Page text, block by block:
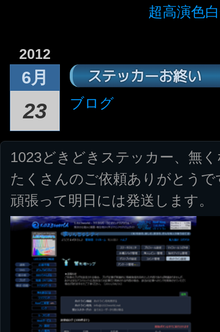
超高演色
2012
6月
23
ステッカーお終い
ブログ
1023どきどきステッカー、無
たくさんのご依頼ありがとうで
頑張って明日には発送します。